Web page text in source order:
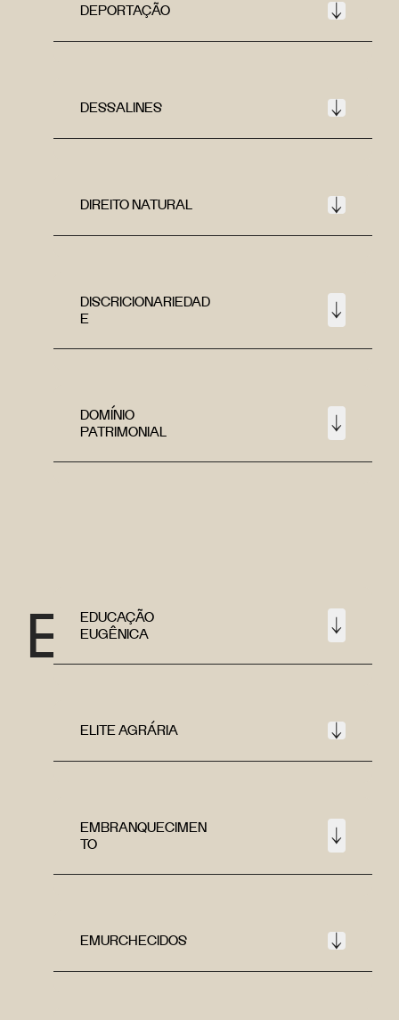
DEPORTAÇÃO
DESSALINES
DIREITO NATURAL
DISCRICIONARIEDAD
E
DOMÍNIO
PATRIMONIAL
E
EDUCAÇÃO
EUGÊNICA
ELITE AGRÁRIA
EMBRANQUECIMEN
TO
EMURCHECIDOS